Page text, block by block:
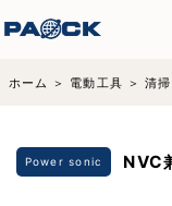
ホーム 電動工具 清
Power sonic NVC